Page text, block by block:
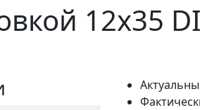
12x35